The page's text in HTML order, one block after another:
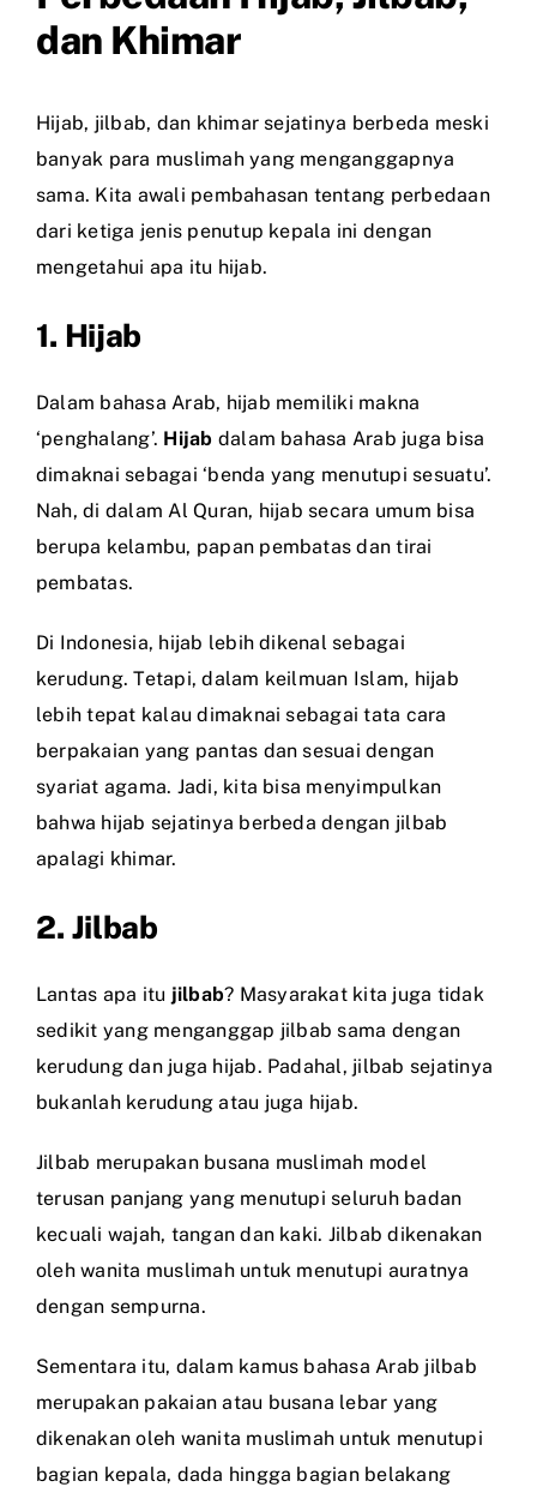
dan Khimar
Hijab, jilbab, dan khimar sejatinya berbeda meski
banyak para muslimah yang menganggapnya
sama. Kita awali pembahasan tentang perbedaan
dari ketiga jenis penutup kepala ini dengan
mengetahui apa itu hijab.
1. Hijab
Dalam bahasa Arab, hijab memiliki makna
‘penghalang’. Hijab dalam bahasa Arab juga bisa
dimaknai sebagai ‘benda yang menutupi sesuatu’.
Nah, di dalam Al Quran, hijab secara umum bisa
berupa kelambu, papan pembatas dan tirai
pembatas.
Di Indonesia, hijab lebih dikenal sebagai
kerudung. Tetapi, dalam keilmuan Islam, hijab
lebih tepat kalau dimaknai sebagai tata cara
berpakaian yang pantas dan sesuai dengan
syariat agama. Jadi, kita bisa menyimpulkan
bahwa hijab sejatinya berbeda dengan jilbab
apalagi khimar.
2. Jilbab
Lantas apa itu jilbab? Masyarakat kita juga tidak
sedikit yang menganggap jilbab sama dengan
kerudung dan juga hijab. Padahal, jilbab sejatinya
bukanlah kerudung atau juga hijab.
Jilbab merupakan busana muslimah model
terusan panjang yang menutupi seluruh badan
kecuali wajah, tangan dan kaki. Jilbab dikenakan
oleh wanita muslimah untuk menutupi auratnya
dengan sempurna.
Sementara itu, dalam kamus bahasa Arab jilbab
merupakan pakaian atau busana lebar yang
dikenakan oleh wanita muslimah untuk menutupi
bagian kepala, dada hingga bagian belakang